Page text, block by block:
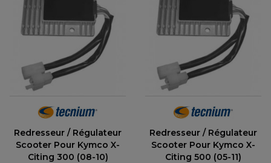
Redresseur / Régulateur
Scooter Pour Kymco X-
Citing 300 (08-10)
Redresseur / Régulateur
Scooter Pour Kymco X-
Citing 500 (05-11)